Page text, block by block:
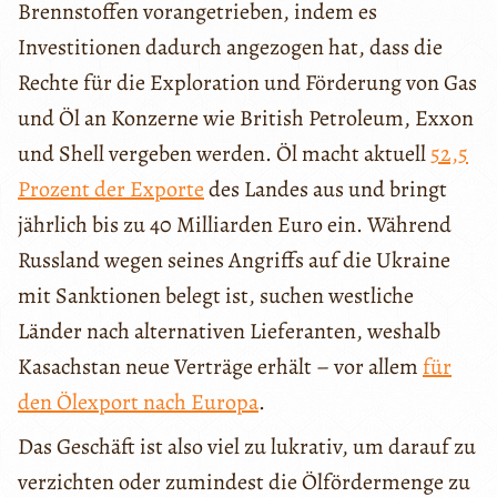
Brennstoffen vorangetrieben, indem es
Investitionen dadurch angezogen hat, dass die
Rechte für die Exploration und Förderung von Gas
und Öl an Konzerne wie British Petroleum, Exxon
und Shell vergeben werden. Öl macht aktuell52,5
Prozent der Exportedes Landes aus und bringt
jährlich bis zu 40 Milliarden Euro ein. Während
Russland wegen seines Angriffs auf die Ukraine
mit Sanktionen belegt ist, suchen westliche
Länder nach alternativen Lieferanten, weshalb
Kasachstan neue Verträge erhält – vor allem für
den Ölexport nach Europa.
Das Geschäft ist also viel zu lukrativ, um darauf zu
verzichten oder zumindest die Ölfördermenge zu